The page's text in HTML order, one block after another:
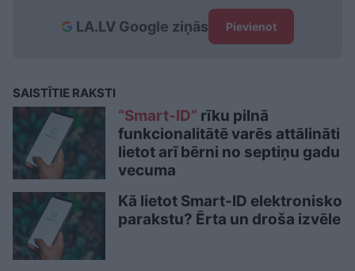
LA.LV Google ziņās Pievienot
SAISTĪTIE RAKSTI
“Smart-ID” rīku pilnā
funkcionalitātē varēs attālināti
lietot arī bērni no septiņu gadu
vecuma
Kā lietot Smart-ID elektronisko
parakstu? Ērta un droša izvēle